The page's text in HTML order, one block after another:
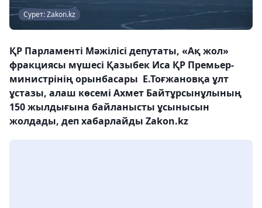
Сурет: Zakon.kz
ҚР Парламенті Мәжілісі депутаты, «Ақ жол»
фракциясы мүшесі Қазыбек Иса ҚР Премьер-
министрінің орынбасары Е.Тоғжановқа ұлт
ұстазы, алаш көсемі Ахмет Байтұрсынұлының
150 жылдығына байланысты ұсынысын
жолдады, деп хабарлайды Zakon.kz